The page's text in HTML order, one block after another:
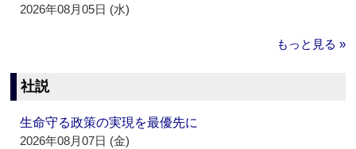
2026年08月05日 (水)
もっと見る »
社説
生命守る政策の実現を最優先に
2026年08月07日 (金)